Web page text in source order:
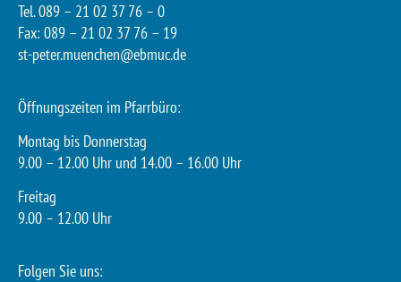
Tel. 089 – 21 02 37 76 – 0
Fax: 089 – 21 02 37 76 – 19
st-peter.muenchen@ebmuc.de
Öffnungszeiten im Pfarrbüro:
Montag bis Donnerstag
9.00 – 12.00 Uhr und 14.00 – 16.00 Uhr
Freitag
9.00 – 12.00 Uhr
Folgen Sie uns: